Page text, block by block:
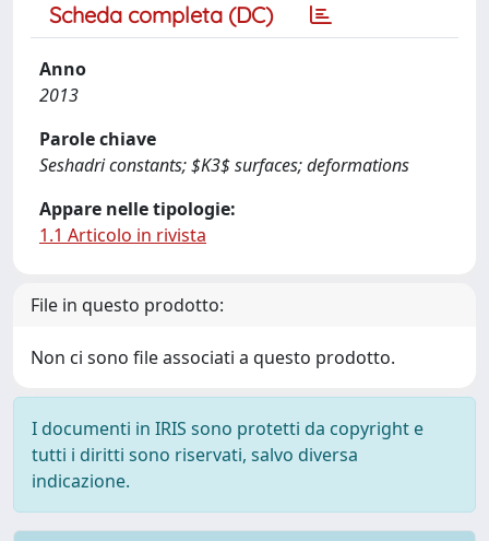
Scheda completa (DC)
Anno
2013
Parole chiave
Seshadri constants; $K3$ surfaces; deformations
Appare nelle tipologie:
1.1 Articolo in rivista
File in questo prodotto:
Non ci sono file associati a questo prodotto.
I documenti in IRIS sono protetti da copyright e
tutti i diritti sono riservati, salvo diversa
indicazione.